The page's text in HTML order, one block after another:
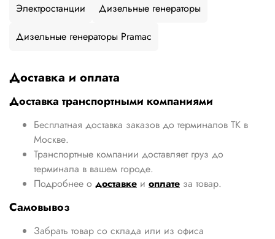
Электростанции
Дизельные генераторы
Дизельные генераторы Pramac
Доставка и оплата
Доставка транспортными компаниями
Бесплатная доставка заказов до терминалов ТК в
Москве.
Транспортные компании доставляет груз до
терминала в вашем городе.
Подробнее о доставке и оплате за товар.
Самовывоз
Забрать товар со склада или из офиса